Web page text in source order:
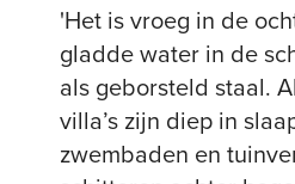
'Het is vroeg in de
gladde water in de
als geborsteld staal.
villa’s zijn diep in
zwembaden en